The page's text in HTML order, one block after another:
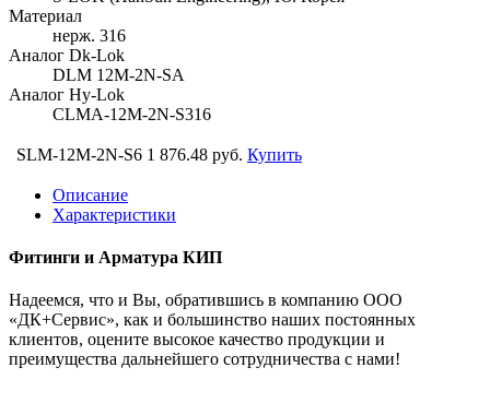
Материал
нерж. 316
Аналог Dk-Lok
DLM 12M-2N-SA
Аналог Hy-Lok
CLMA-12M-2N-S316
SLM-12M-2N-S6 1 876.48 руб. Купить
Описание
Характеристики
Фитинги и Арматура КИП
Надеемся, что и Вы, обратившись в компанию ООО
«ДК+Сервис», как и большинство наших постоянных
клиентов, оцените высокое качество продукции и
преимущества дальнейшего сотрудничества с нами!